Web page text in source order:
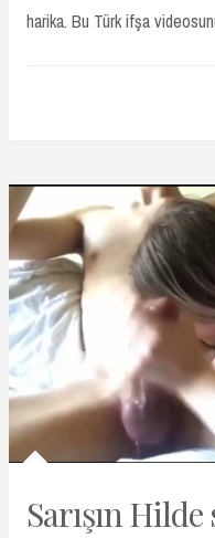
harika. Bu Türk ifşa
Sarışın